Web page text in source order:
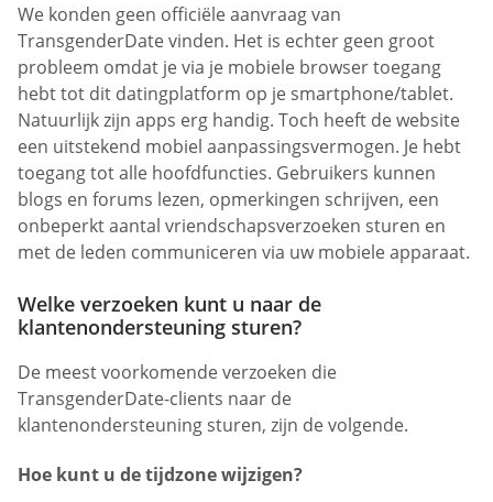
We konden geen officiële aanvraag van
TransgenderDate vinden. Het is echter geen groot
probleem omdat je via je mobiele browser toegang
hebt tot dit datingplatform op je smartphone/tablet.
Natuurlijk zijn apps erg handig. Toch heeft de website
een uitstekend mobiel aanpassingsvermogen. Je hebt
toegang tot alle hoofdfuncties. Gebruikers kunnen
blogs en forums lezen, opmerkingen schrijven, een
onbeperkt aantal vriendschapsverzoeken sturen en
met de leden communiceren via uw mobiele apparaat.
Welke verzoeken kunt u naar de
klantenondersteuning sturen?
De meest voorkomende verzoeken die
TransgenderDate-clients naar de
klantenondersteuning sturen, zijn de volgende.
Hoe kunt u de tijdzone wijzigen?